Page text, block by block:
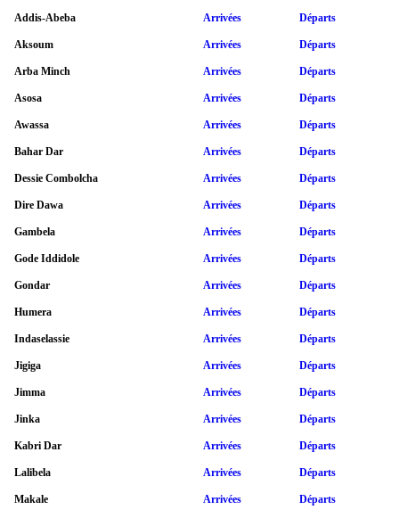
Addis-Abeba Arrivées Départs
Aksoum Arrivées Départs
Arba Minch Arrivées Départs
Asosa Arrivées Départs
Awassa Arrivées Départs
Bahar Dar Arrivées Départs
Dessie Combolcha Arrivées Départs
Dire Dawa Arrivées Départs
Gambela Arrivées Départs
Gode Iddidole Arrivées Départs
Gondar Arrivées Départs
Humera Arrivées Départs
Indaselassie Arrivées Départs
Jigiga Arrivées Départs
Jimma Arrivées Départs
Jinka Arrivées Départs
Kabri Dar Arrivées Départs
Lalibela Arrivées Départs
Makale Arrivées Départs